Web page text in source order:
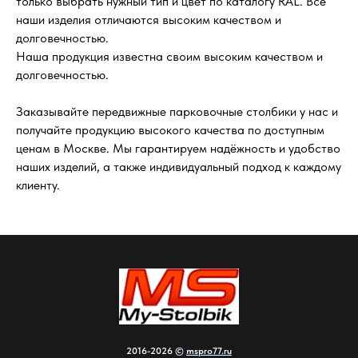
наши изделия отличаются высоким качеством и
долговечностью.
Наша продукция известна своим высоким качеством и
долговечностью.
Заказывайте передвижные парковочные столбики у нас и
получайте продукцию высокого качества по доступным
ценам в Москве. Мы гарантируем надёжность и удобство
наших изделий, а также индивидуальный подход к каждому
клиенту.
2016-2026 © mspro77.ru